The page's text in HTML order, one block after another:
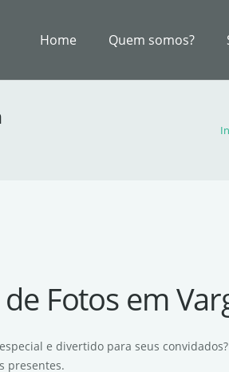
Home Quem somos?
Fotos em
e divertido para seus
presentes.